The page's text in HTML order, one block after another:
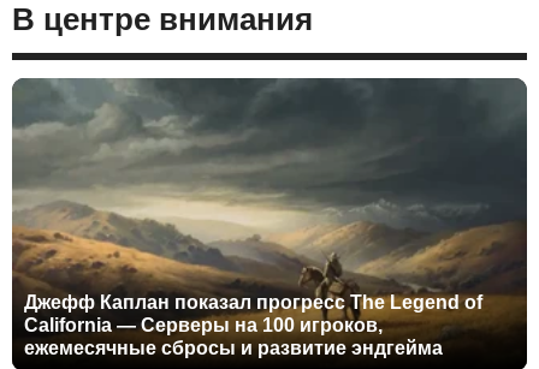
В центре внимания
Джефф Каплан показал прогресс The Legend of
California — Серверы на 100 игроков,
ежемесячные сбросы и развитие эндгейма